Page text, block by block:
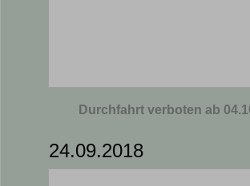
Durchfahrt verboten ab
24.09.2018